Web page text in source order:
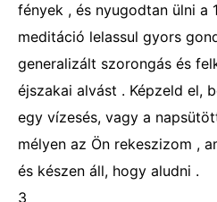
fények , és nyugodtan ülni a
meditáció lelassul gyors
generalizált szorongás és
éjszakai alvást . Képzeld el,
egy vízesés, vagy a
mélyen az Ön rekeszizom ,
és készen áll, hogy aludni .
3